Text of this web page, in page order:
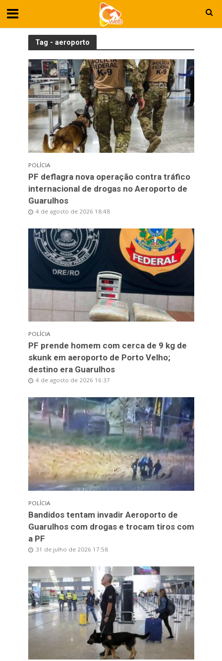
Tag - aeroporto
POLÍCIA
PF deflagra nova operação contra tráfico
internacional de drogas no Aeroporto de
Guarulhos
4 de agosto de 2026 18:48
POLÍCIA
PF prende homem com cerca de 9 kg de
skunk em aeroporto de Porto Velho;
destino era Guarulhos
4 de agosto de 2026 16:37
POLÍCIA
Bandidos tentam invadir Aeroporto de
Guarulhos com drogas e trocam tiros com
a PF
31 de julho de 2026 17:58